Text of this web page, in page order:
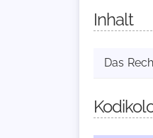
Inhalt
Das